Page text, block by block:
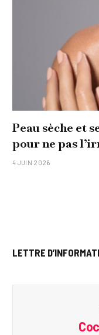
Peau sèche et
pour ne pas
4 JUIN 2026
LETTRE